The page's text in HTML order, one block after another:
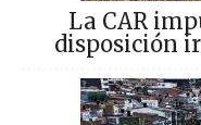
La CAR
disposición